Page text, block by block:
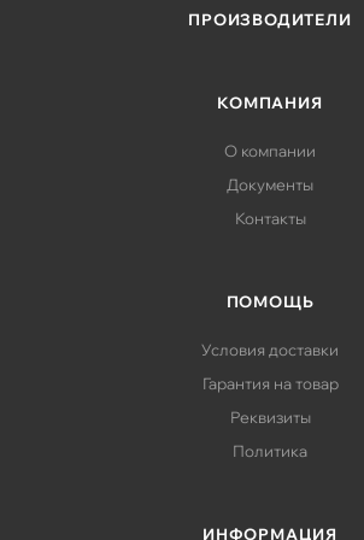
восстановления данных - с диска на
ПРОИЗВОДИТЕЛИ
КОМПАНИЯ
О компании
Документы
Контакты
ПОМОЩЬ
Условия доставки
Гарантия на товар
Реквизиты
Политика
ИНФОРМАЦИЯ